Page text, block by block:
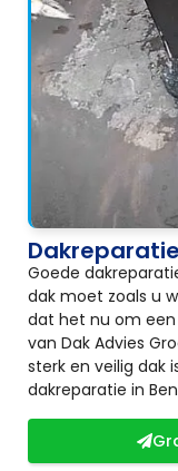
Goede
dak moet zoals u
dat het nu om
van Dak Advies
sterk en veilig dak
dakreparatie in